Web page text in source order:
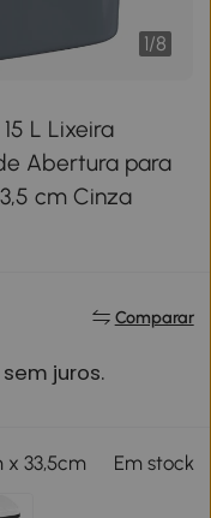
1/8
L Lixeira
Abertura para
cm Cinza
Comparar
x 33,5cm Em stock